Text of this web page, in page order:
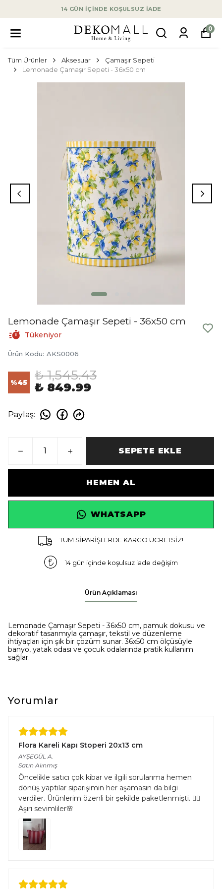
14 GÜN İÇİNDE KOŞULSUZ İADE
0
Tüm Ürünler Aksesuar
Çamaşır Sepeti
Lemonade Çamaşır Sepeti - 36x50 cm
Lemonade Çamaşır Sepeti - 36x50 cm
Tükeniyor
Ürün Kodu: AKS0006
%45 ₺ 1,545.43
₺ 849.99
Paylaş:
SEPETE EKLE
HEMEN AL
WHATSAPP
TÜM SİPARİŞLERDE KARGO ÜCRETSİZ!
14 gün içinde koşulsuz iade değişim
Ürün Açıklaması
Lemonade Çamaşır Sepeti - 36x50 cm, pamuk dokusu ve
dekoratif tasarımıyla çamaşır, tekstil ve düzenleme
ihtiyaçları için şık bir çözüm sunar. 36x50 cm ölçüsüyle
banyo, yatak odası ve çocuk odalarında pratik kullanım
sağlar.
Yorumlar
Flora Kareli Kapı Stoperi 20x13 cm
AYŞEGÜL A.
Satın Alınmış
Öncelikle satıcı çok kibar ve ilgili sorularıma hemen
dönüş yaptılar siparişimin her aşamasın da bilgi
verdiler. Ürünlerim özenli bir şekilde paketlenmişti. 👌🏻
Aşırı sevimliler🌸